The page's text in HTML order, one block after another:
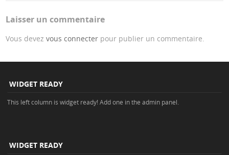
Laisser un commentaire
Vous devezvous connecter pour publier un commentaire.
WIDGET READY
This left column is widget ready! Add one in the admin panel.
WIDGET READY